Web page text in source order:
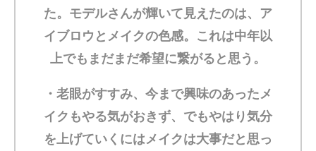
た。モデルさんが輝いて見えたのは、ア
イブロウとメイクの色感。これは中年以
上でもまだまだ希望に繋がると思う。
・老眼がすすみ、今まで興味のあったメ
イクもやる気がおきず、でもやはり気分
を上げていくにはメイクは大事だと思っ